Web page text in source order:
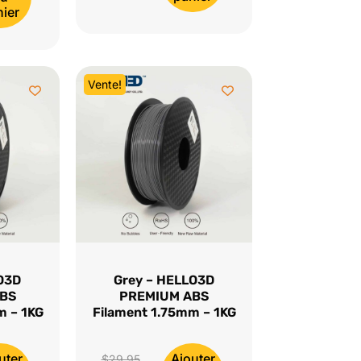
$22.98.
– 1KG
Vente!
Grey – HELLO3D
PREMIUM ABS
Filament 1.75mm – 1KG
Le